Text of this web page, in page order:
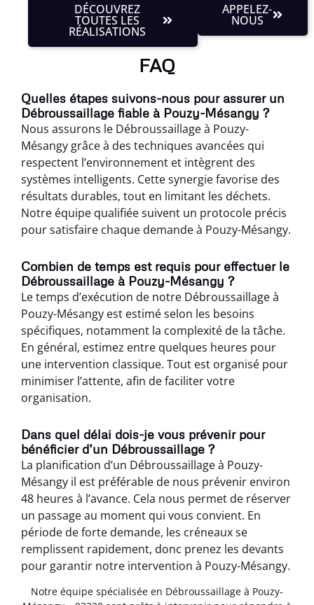
DÉCOUVREZ
TOUTES LES
RÉALISATIONS
APPELEZ-
NOUS
FAQ
Quelles étapes suivons-nous pour assurer un
Débroussaillage fiable à Pouzy-Mésangy ?
Nous assurons le Débroussaillage à Pouzy-
Mésangy grâce à des techniques avancées qui
respectent l’environnement et intègrent des
systèmes intelligents. Cette synergie favorise des
résultats durables, tout en limitant les déchets.
Notre équipe qualifiée suivent un protocole précis
pour satisfaire chaque demande à Pouzy-Mésangy.
Combien de temps est requis pour effectuer le
Débroussaillage à Pouzy-Mésangy ?
Le temps d’exécution de notre Débroussaillage à
Pouzy-Mésangy est estimé selon les besoins
spécifiques, notamment la complexité de la tâche.
En général, estimez entre quelques heures pour
une intervention classique. Tout est organisé pour
minimiser l’attente, afin de faciliter votre
organisation.
Dans quel délai dois-je vous prévenir pour
bénéficier d’un Débroussaillage ?
La planification d’un Débroussaillage à Pouzy-
Mésangy il est préférable de nous prévenir environ
48 heures à l’avance. Cela nous permet de réserver
un passage au moment qui vous convient. En
période de forte demande, les créneaux se
remplissent rapidement, donc prenez les devants
pour garantir notre intervention à Pouzy-Mésangy.
Notre équipe spécialisée en Débroussaillage à Pouzy-